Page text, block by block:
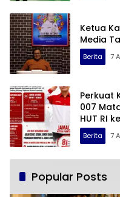
Ketua
Media
Berita 7
Perkuat
007
HUT RI
Berita 7
Popular Posts